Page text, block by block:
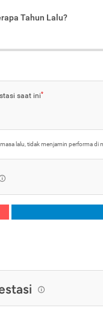
Tahun Lalu?
saat ini*
lalu, tidak menjamin performa di